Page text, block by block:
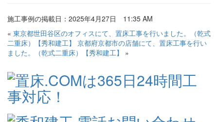
施工事例の掲載日：2025年4月27日 11:35 AM
« 東京都世田谷区のオフィスにて、置床工事を行いました。（乾式
二重床）【秀和建工】 京都府京都市の店舗にて、置床工事を行い
ました。（乾式二重床）【秀和建工】
»